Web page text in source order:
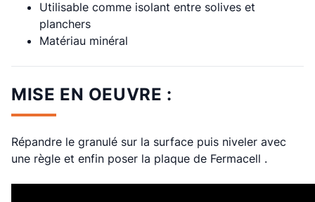
Utilisable comme isolant entre solives et
planchers
Matériau minéral
MISE EN OEUVRE :
Répandre le granulé sur la surface puis niveler avec
une règle et enfin poser la plaque de Fermacell .